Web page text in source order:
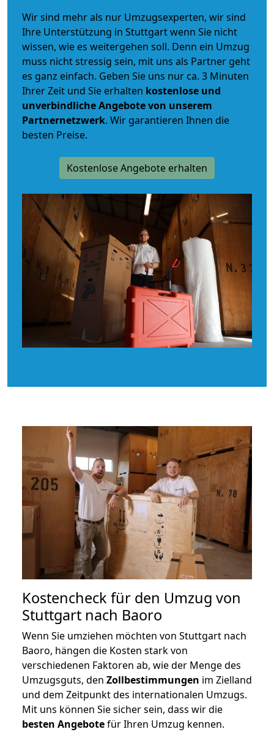
Wir sind mehr als nur Umzugsexperten, wir sind
Ihre Unterstützung in Stuttgart wenn Sie nicht
wissen, wie es weitergehen soll. Denn ein Umzug
muss nicht stressig sein, mit uns als Partner geht
es ganz einfach. Geben Sie uns nur ca. 3 Minuten
Ihrer Zeit und Sie erhalten kostenlose und
unverbindlicheAngebote von unserem
Partnernetzwerk. Wir garantieren Ihnen die
besten Preise.
Kostenlose Angebote erhalten
Kostencheck für den Umzug von
Stuttgart nach Baoro
Wenn Sie umziehen möchten von Stuttgart nach
Baoro, hängen die Kosten stark von
verschiedenen Faktoren ab, wie der Menge des
Umzugsguts, den Zollbestimmungen im Zielland
und dem Zeitpunkt des internationalen Umzugs.
Mit uns können Sie sicher sein, dass wir die
besten Angebotefür Ihren Umzug kennen.